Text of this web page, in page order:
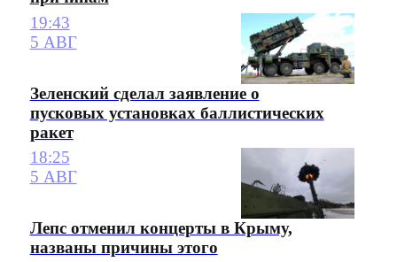
19:43
5 АВГ
Зеленский сделал заявление о
пусковых установках баллистических
ракет
18:25
5 АВГ
Лепс отменил концерты в Крыму,
названы причины этого